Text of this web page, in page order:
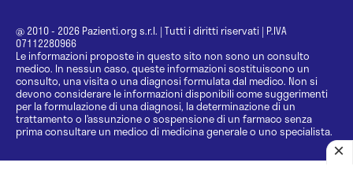
@ 2010 - 2026 Pazienti.org s.r.l. | Tutti i diritti riservati | P.IVA
07112280966
Le informazioni proposte in questo sito non sono un consulto
medico. In nessun caso, queste informazioni sostituiscono un
consulto, una visita o una diagnosi formulata dal medico. Non si
devono considerare le informazioni disponibili come suggerimenti
per la formulazione di una diagnosi, la determinazione di un
trattamento o l’assunzione o sospensione di un farmaco senza
prima consultare un medico di medicina generale o uno specialista.